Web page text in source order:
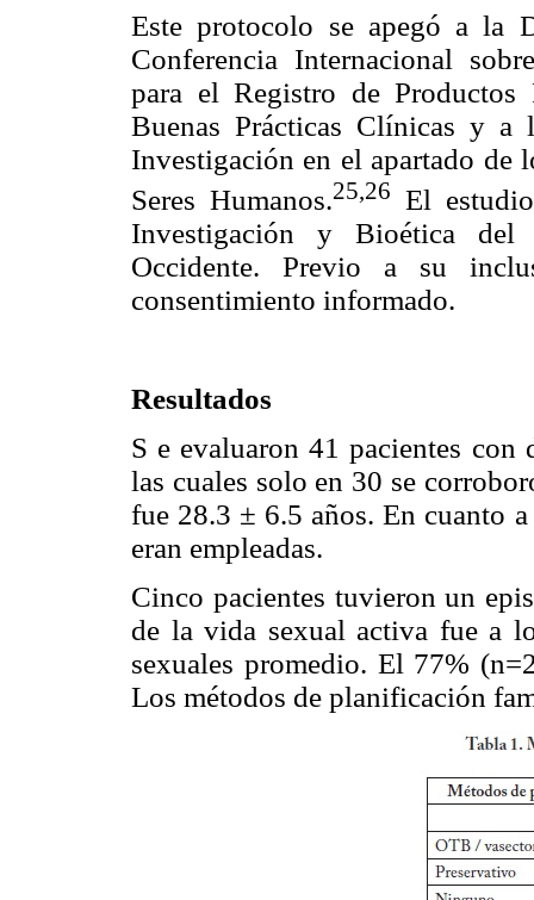
Este protocolo se apegó a la
Conferencia Internacional
para el Registro de Productos
Buenas Prácticas Clínicas y
Investigación en el apartado de
Seres Humanos.25,26 El
Investigación y Bioética
Occidente. Previo a su
consentimiento informado.
Resultados
S e evaluaron 41 pacientes
las cuales solo en 30 se
fue 28.3 ± 6.5 años. En cuanto
eran empleadas.
Cinco pacientes tuvieron un
de la vida sexual activa fue a
sexuales promedio. El 77%
Los métodos de planificación